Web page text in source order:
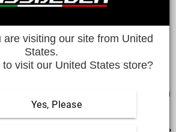
are visiting our site from United
States.
visit our United States store?
Yes, Please